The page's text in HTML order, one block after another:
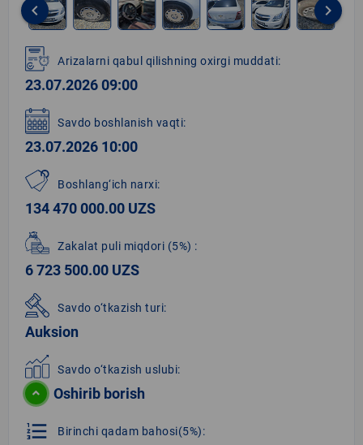
1
of
12
keyboard_arrow_left keyboard_arrow_right
Arizalarni qabul qilishning oxirgi muddati:
23.07.2026 09:00
Savdo boshlanish vaqti:
23.07.2026 10:00
Boshlang‘ich narxi:
134 470 000.00 UZS
Zakalat puli miqdori (5%) :
6 723 500.00 UZS
Savdo o‘tkazish turi:
Auksion
Savdo o‘tkazish uslubi:
Oshirib borish
format_list_numbered Birinchi qadam bahosi(5%):